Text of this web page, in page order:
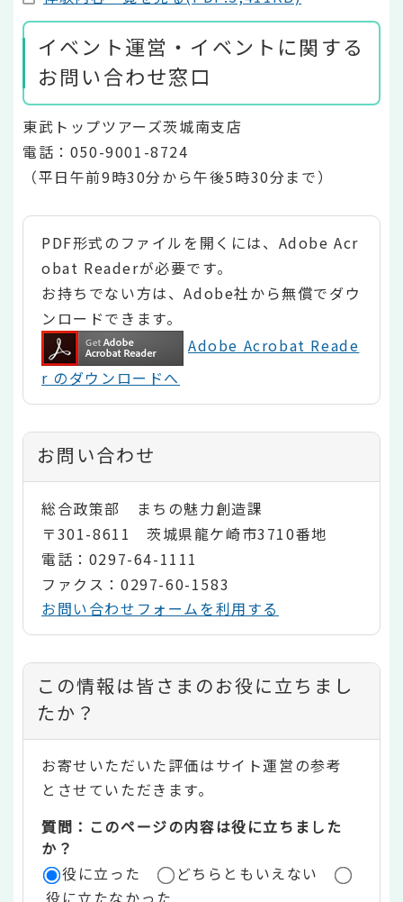
イベント運営・イベントに関する
お問い合わせ窓口
東武トップツアーズ茨城南支店
電話：050-9001-8724
（平日午前9時30分から午後5時30分まで）
PDF形式のファイルを開くには、Adobe Acr
obat Readerが必要です。
お持ちでない方は、Adobe社から無償でダウ
ンロードできます。
Adobe Acrobat Reade
r のダウンロードへ
お問い合わせ
総合政策部 まちの魅力創造課
〒301-8611 茨城県龍ケ崎市3710番地
電話：0297-64-1111
ファクス：0297-60-1583
お問い合わせフォームを利用する
コ
ン
テ
ン
ツ
評
価
この情報は皆さまのお役に立ちまし
たか？
お寄せいただいた評価はサイト運営の参考
とさせていただきます。
質問：このページの内容は役に立ちました
か？
役に立った
どちらともいえない
役に立たなかった